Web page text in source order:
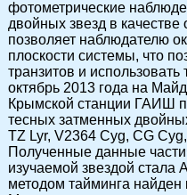
фотометрические
двойных звезд в качестве
позволяет наблюдателю
плоскости системы, что
транзитов и
октябрь 2013 года на
Крымской станции ГАИШ
тесных затменных
TZ Lyr, V2364 Cyg, CG
Полученные данные
изучаемой звездой стала
методом тайминга найден